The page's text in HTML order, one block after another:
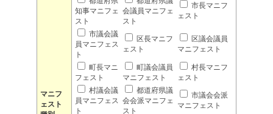
マニフ
ェスト
知事マニフェ
スト
会議員マニフェ
スト
市長マニフ
ェスト
市議会議
員マニフェス
ト
区長マニフ
ェスト
区議会議員
マニフェスト
町長マニ
フェスト
町議会議員
マニフェスト
村長マニフ
ェスト
村議会議
員マニフェス
ト
都道府県議
会会派マニフェ
スト
市議会会派
マニフェスト